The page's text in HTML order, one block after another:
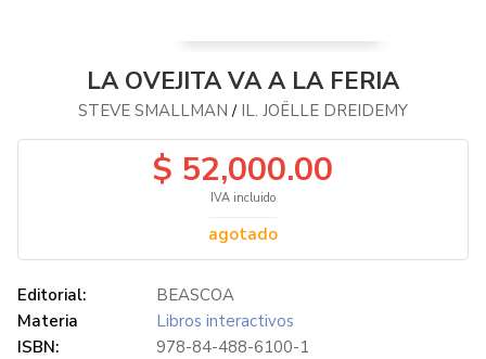
LA OVEJITA VA A LA FERIA
STEVE SMALLMAN / IL. JOËLLE DREIDEMY
$ 52,000.00
IVA incluido
agotado
Editorial:
BEASCOA
Materia
Libros interactivos
ISBN:
978-84-488-6100-1